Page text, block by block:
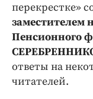
Погода
Праздники
Спорт
Экономика
перекрестке»
заместителем
Пенсионного
ответы на
читателей.